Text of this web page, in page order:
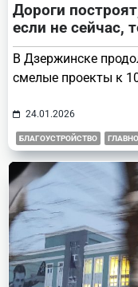
Дороги
если не сейчас,
В Дзержинске
смелые проекты к
24.01.2026
БЛАГОУСТРОЙСТВО